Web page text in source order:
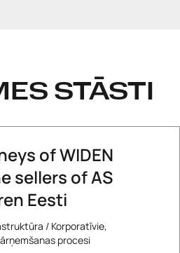
STĀSTI
of WIDEN
sellers of AS
Eesti
/ Korporatīvie,
procesi